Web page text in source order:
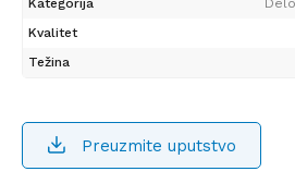
Kategorija
Kvalitet
Težina
Preuzmite uputstvo